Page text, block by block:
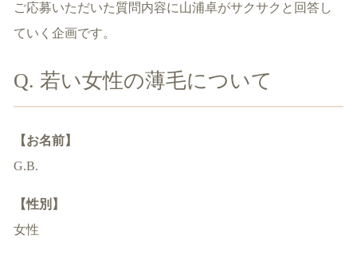
ご応募いただいた質問内容に山浦卓がサクサクと回答し
ていく企画です。
Q. 若い女性の薄毛について
【お名前】
G.B.
【性別】
女性